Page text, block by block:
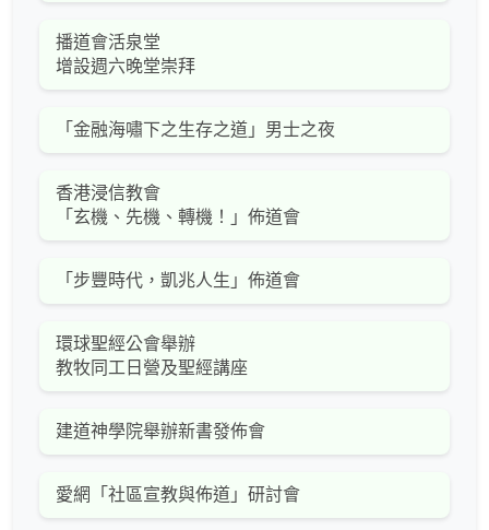
播道會活泉堂
增設週六晚堂崇拜
「金融海嘯下之生存之道」男士之夜
香港浸信教會
「玄機、先機、轉機！」佈道會
「步豐時代，凱兆人生」佈道會
環球聖經公會舉辦
教牧同工日營及聖經講座
建道神學院舉辦新書發佈會
愛網「社區宣教與佈道」研討會